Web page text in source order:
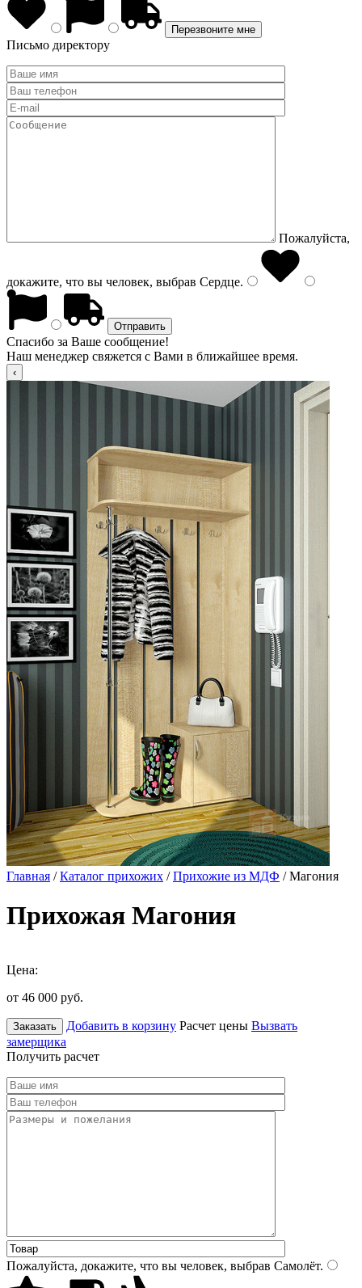
Письмо директору
Пожалуйста,
докажите, что вы человек, выбрав Сердце.
Спасибо за Ваше сообщение!
Наш менеджер свяжется с Вами в ближайшее время.
Главная /Каталог прихожих /Прихожие из МДФ / Магония
Прихожая Магония
Цена:
от 46 000 руб.
Заказать Добавить в корзину Расчет цены Вызвать
замерщика
Получить расчет
Пожалуйста, докажите, что вы человек, выбрав Самолёт.